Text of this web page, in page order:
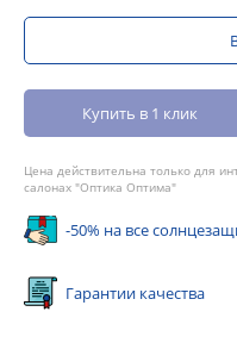
Купить в 1 клик
Цена действительна только для
салонах "Оптика Оптима"
-50% на все
Гарантии качества